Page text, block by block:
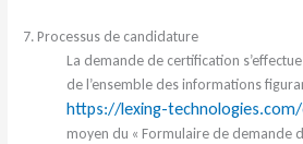
7. Processus de candidature
La demande de certification
de l’ensemble des informations
https://lexing-
moyen du « Formulaire de demande